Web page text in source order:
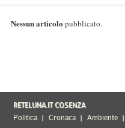
Nessun articolo pubblicato.